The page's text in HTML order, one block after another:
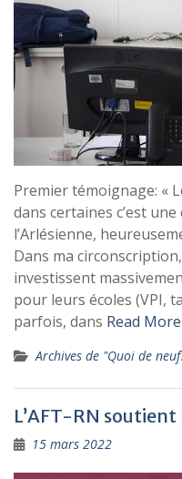
Premier témoignage: «
dans certaines c’est une
l’Arlésienne,
Dans ma
investissent
pour leurs écoles (VPI,
parfois, dans Read
Archives de "Quoi de
L’AFT-RN
15 mars 2022